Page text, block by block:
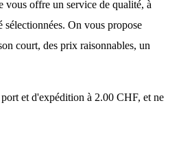
vous offre un service de qualité, à
sélectionnées. On vous propose
court, des prix raisonnables, un
et d'expédition à 2.00 CHF, et ne